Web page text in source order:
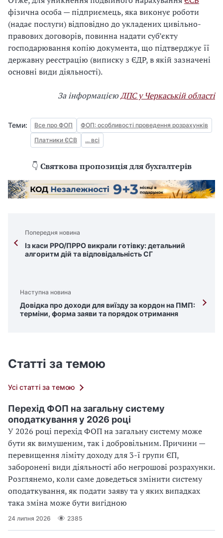
фізична особа — підприємець, яка виконує роботи
(надає послуги) відповідно до укладених цивільно-
правових договорів, повинна надати суб’єкту
господарювання копію документа, що підтверджує її
державну реєстрацію (виписку з ЄДР, в якій зазначені
основні види діяльності).
За інформацієюДПС у Черкаській області
Теми: Все про ФОП
ФОП: особливості проведення розрахунків
Платники ЄСВ
... всі
👇 Святкова пропозиція для бухгалтерів
Попередня новина
Із каси РРО/ПРРО викрали готівку: детальний
алгоритм дій та відповідальність СГ
Наступна новина
Довідка про доходи для виїзду за кордон на ПМП:
терміни, форма заяви та порядок отримання
Статті за темою
Усі статті за темою
Перехід ФОП на загальну систему
оподаткування у 2026 році
У 2026 році перехід ФОП на загальну систему може
бути як вимушеним, так і добровільним. Причини —
перевищення ліміту доходу для 3-ї групи ЄП,
заборонені види діяльності або негрошові розрахунки.
Розглянемо, коли саме доведеться змінити систему
оподаткування, як подати заяву та у яких випадках
така зміна може бути вигідною
24 липня 2026 2385